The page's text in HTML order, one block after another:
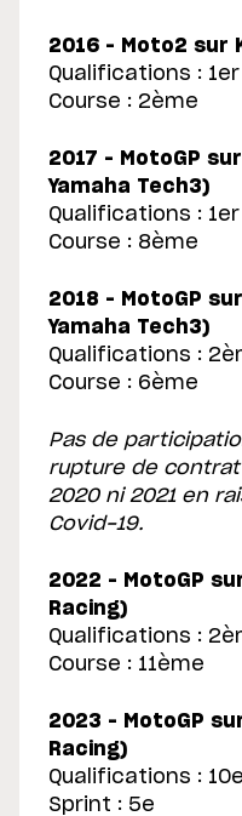
2016 – Moto2 sur
Qualifications : 1er
Course : 2ème
2017 – MotoGP
Yamaha Tech3)
Qualifications : 1er
Course : 8ème
2018 – MotoGP
Yamaha Tech3)
Qualifications :
Course : 6ème
Pas de
rupture de contrat
2020 ni 2021 en
Covid-19.
2022 – MotoGP
Racing)
Qualifications :
Course : 11ème
2023 – MotoGP
Racing)
Qualifications : 10e
Sprint : 5e